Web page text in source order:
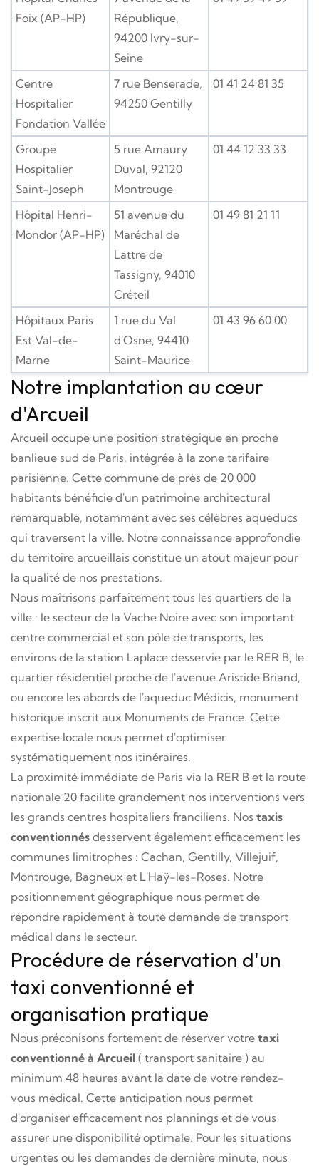
Foix (AP-HP)
République,
94200 Ivry-sur-
Seine
Centre
Hospitalier
Fondation Vallée
7 rue Benserade,
94250 Gentilly
01 41 24 81 35
Groupe
Hospitalier
Saint-Joseph
5 rue Amaury
Duval, 92120
Montrouge
01 44 12 33 33
Hôpital Henri-
Mondor (AP-HP)
51 avenue du
Maréchal de
Lattre de
Tassigny, 94010
Créteil
01 49 81 21 11
Hôpitaux Paris
Est Val-de-
Marne
1 rue du Val
d'Osne, 94410
Saint-Maurice
01 43 96 60 00
Notre implantation au cœur
d'Arcueil
Arcueil occupe une position stratégique en proche
banlieue sud de Paris, intégrée à la zone tarifaire
parisienne. Cette commune de près de 20 000
habitants bénéficie d'un patrimoine architectural
remarquable, notamment avec ses célèbres aqueducs
qui traversent la ville. Notre connaissance approfondie
du territoire arcueillais constitue un atout majeur pour
la qualité de nos prestations.
Nous maîtrisons parfaitement tous les quartiers de la
ville : le secteur de la Vache Noire avec son important
centre commercial et son pôle de transports, les
environs de la station Laplace desservie par le RER B, le
quartier résidentiel proche de l'avenue Aristide Briand,
ou encore les abords de l'aqueduc Médicis, monument
historique inscrit aux Monuments de France. Cette
expertise locale nous permet d'optimiser
systématiquement nos itinéraires.
La proximité immédiate de Paris via la RER B et la route
nationale 20 facilite grandement nos interventions vers
les grands centres hospitaliers franciliens. Nos taxis
conventionnés desservent également efficacement les
communes limitrophes : Cachan, Gentilly, Villejuif,
Montrouge, Bagneux et L'Haÿ-les-Roses. Notre
positionnement géographique nous permet de
répondre rapidement à toute demande de transport
médical dans le secteur.
Procédure de réservation d'un
taxi conventionné et
organisation pratique
Nous préconisons fortement de réserver votre taxi
conventionné à Arcueil ( transport sanitaire ) au
minimum 48 heures avant la date de votre rendez-
vous médical. Cette anticipation nous permet
d'organiser efficacement nos plannings et de vous
assurer une disponibilité optimale. Pour les situations
urgentes ou les demandes de dernière minute, nous